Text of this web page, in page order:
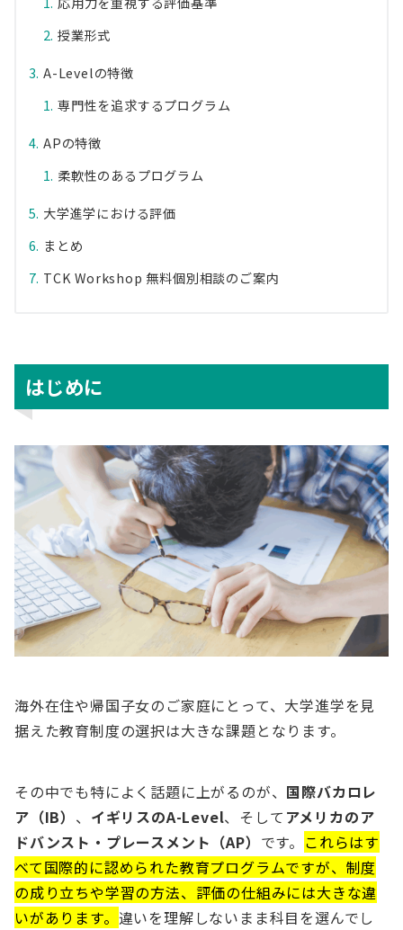
授業形式
A-Levelの特徴
専門性を追求するプログラム
APの特徴
柔軟性のあるプログラム
大学進学における評価
まとめ
TCK Workshop 無料個別相談のご案内
はじめに
海外在住や帰国子女のご家庭にとって、大学進学を見
据えた教育制度の選択は大きな課題となります。
その中でも特によく話題に上がるのが、 国際バカロレ
ア（IB） 、 イギリスのA-Level、そして アメリカのア
ドバンスト・プレースメント（AP） です。 これらはす
べて国際的に認められた教育プログラムですが、制度
の成り立ちや学習の方法、評価の仕組みには大きな違
いがあります。 違いを理解しないまま科目を選んでし